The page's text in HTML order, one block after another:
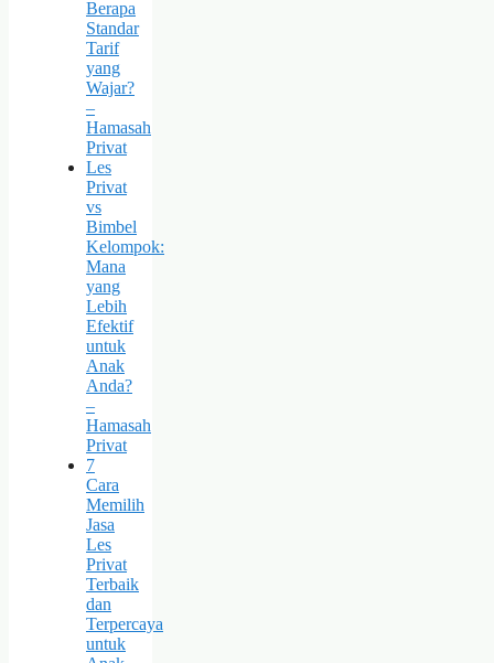
Berapa
Standar
Tarif
yang
Wajar?
–
Hamasah
Privat
Les
Privat
vs
Bimbel
Kelompok:
Mana
yang
Lebih
Efektif
untuk
Anak
Anda?
–
Hamasah
Privat
7
Cara
Memilih
Jasa
Les
Privat
Terbaik
dan
Terpercaya
untuk